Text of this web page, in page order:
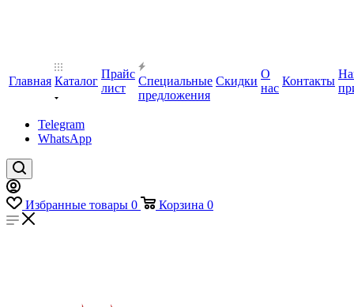
Главная Каталог
Прайс
лист
Специальные
предложения
Скидки
О
нас
Контакты
Telegram
WhatsApp
Избранные товары 0 Корзина 0